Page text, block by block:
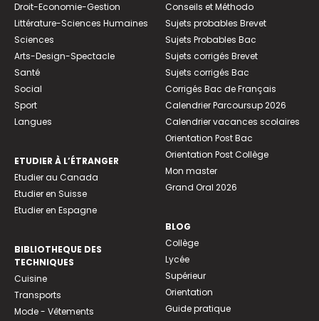
Droit-Economie-Gestion
Littérature-Sciences Humaines
Sciences
Arts-Design-Spectacle
Santé
Social
Sport
Langues
ETUDIER À L’ÉTRANGER
Etudier au Canada
Etudier en Suisse
Etudier en Espagne
BIBLIOTHEQUE DES
TECHNIQUES
Cuisine
Transports
Mode - Vêtements
Conseils et Méthodo
Sujets probables Brevet
Sujets Probables Bac
Sujets corrigés Brevet
Sujets corrigés Bac
Corrigés Bac de Français
Calendrier Parcoursup 2026
Calendrier vacances scolaires
Orientation Post Bac
Orientation Post Collège
Mon master
Grand Oral 2026
BLOG
Collège
Lycée
Supérieur
Orientation
Guide pratique